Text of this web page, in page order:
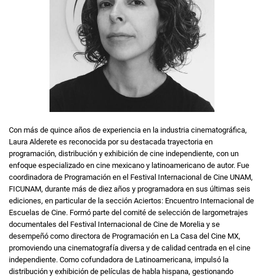
Con más de quince años de experiencia en la industria cinematográfica,
Laura Alderete es reconocida por su destacada trayectoria en
programación, distribución y exhibición de cine independiente, con un
enfoque especializado en cine mexicano y latinoamericano de autor. Fue
coordinadora de Programación en el Festival Internacional de Cine UNAM,
FICUNAM, durante más de diez años y programadora en sus últimas seis
ediciones, en particular de la sección Aciertos: Encuentro Internacional de
Escuelas de Cine. Formó parte del comité de selección de largometrajes
documentales del Festival Internacional de Cine de Morelia y se
desempeñó como directora de Programación en La Casa del Cine MX,
promoviendo una cinematografía diversa y de calidad centrada en el cine
independiente. Como cofundadora de Latinoamericana, impulsó la
distribución y exhibición de películas de habla hispana, gestionando